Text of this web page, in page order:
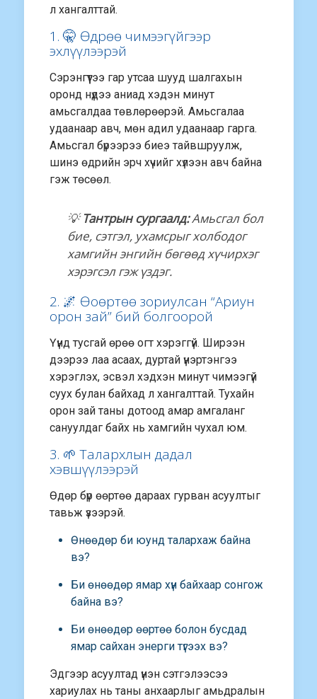
л хангалттай.
1. 🤫 Өдрөө чимээгүйгээр
эхлүүлээрэй
Сэрэнгүүтээ гар утсаа шууд шалгахын
оронд нүдээ аниад хэдэн минут
амьсгалдаа төвлөрөөрэй. Амьсгалаа
удаанаар авч, мөн адил удаанаар гарга.
Амьсгал бүрээрээ биеэ тайвшруулж,
шинэ өдрийн эрч хүчийг хүлээн авч байна
гэж төсөөл.
💡Тантрын сургаалд:Амьсгал бол
бие, сэтгэл, ухамсрыг холбодог
хамгийн энгийн бөгөөд хүчирхэг
хэрэгсэл гэж үздэг.
2. 🌌 Өоөртөө зориулсан “Ариун
орон зай” бий болгоорой
Үүнд тусгай өрөө огт хэрэггүй. Ширээн
дээрээ лаа асаах, дуртай үнэртэнгээ
хэрэглэх, эсвэл хэдхэн минут чимээгүй
суух булан байхад л хангалттай. Тухайн
орон зай таны дотоод амар амгаланг
сануулдаг байх нь хамгийн чухал юм.
3. 🌱 Талархлын дадал
хэвшүүлээрэй
Өдөр бүр өөртөө дараах гурван асуултыг
тавьж үзээрэй.
Өнөөдөр би юунд талархаж байна
вэ?
Би өнөөдөр ямар хүн байхаар сонгож
байна вэ?
Би өнөөдөр өөртөө болон бусдад
ямар сайхан энерги түгээх вэ?
Эдгээр асуултад үнэн сэтгэлээсээ
хариулах нь таны анхаарлыг амьдралын